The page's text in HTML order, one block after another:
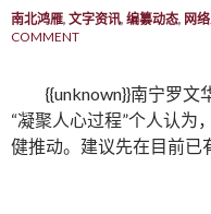
南北鸿雁, 文字资讯, 编纂动态, 网
COMMENT
{{unknown}}南宁罗
“凝聚人心过程”个人认为
健推动。建议先在目前已